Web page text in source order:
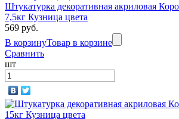
Штукатурка декоративная акриловая
7,5кг Кузница цвета
569 руб.
В корзинуТовар в корзине
Сравнить
шт